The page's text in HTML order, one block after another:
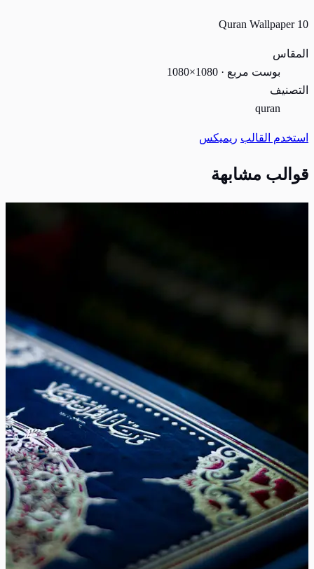
Quran Wallpaper 10
المقاس
بوست مربع · 1080×1080
التصنيف
quran
استخدم القالب ريميكس
قوالب مشابهة